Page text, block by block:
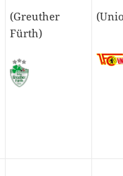
(Greuther
Fürth)